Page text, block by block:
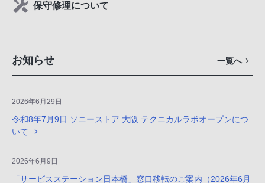
保守修理について
お知らせ 一覧へ
2026年6月29日
令和8年7月9日 ソニーストア 大阪 テクニカルラボオープンにつ
いて
2026年6月9日
「サービスステーション日本橋」窓口移転のご案内（2026年6月